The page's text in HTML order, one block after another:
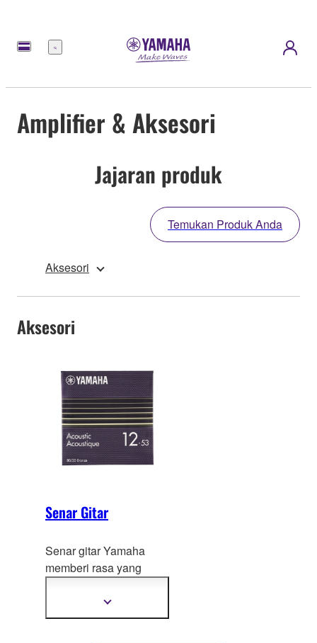
Menu
Amplifier & Aksesori
Jajaran produk
Temukan Produk Anda
Aksesori
Aksesori
Senar Gitar
Senar gitar Yamaha
memberi rasa yang
yang stabil, daya tahan
yangsangat baik, serta
Tampilkan